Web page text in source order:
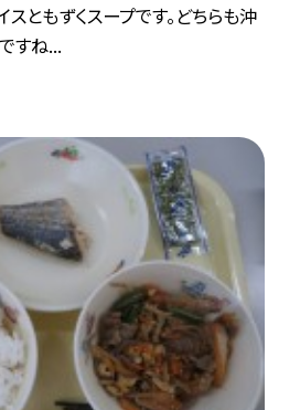
ともずくスープです。どちらも沖
すね...